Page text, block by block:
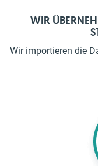
WIR
Wir importieren die